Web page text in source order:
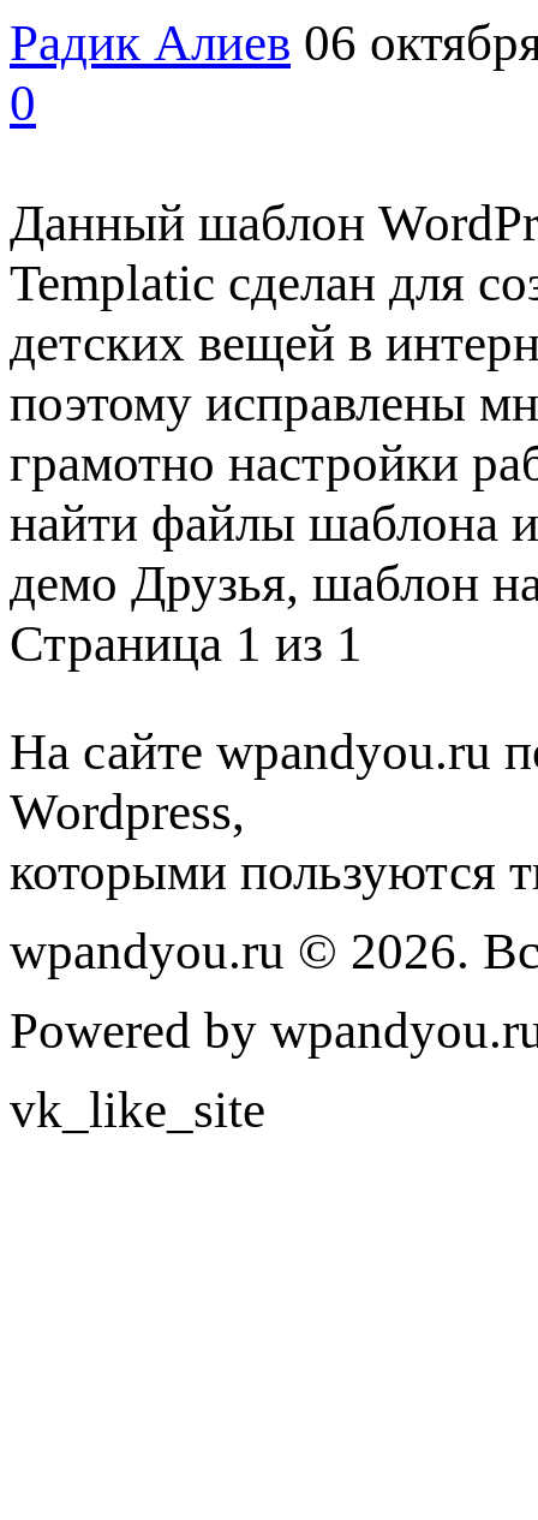
Радик Алиев 06
0
Данный шаблон
Templatic сделан для
детских вещей в
поэтому исправлены
грамотно настройки
найти файлы шаблона
демо Друзья, шаблон
Страница 1 из 1
На сайте wpandyou.ru
Wordpress,
которыми пользуются
wpandyou.ru © 2026.
Powered by
vk_like_site